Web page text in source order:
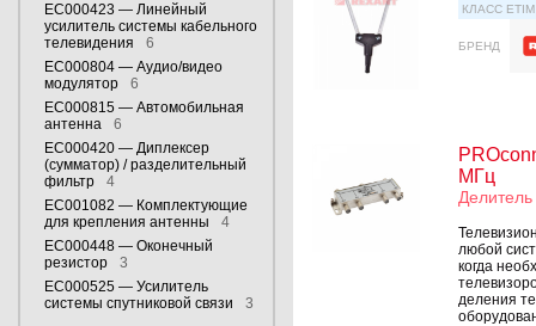
EC000423 — Линейный
усилитель системы кабельного
телевидения
6
EC000804 — Аудио/видео
модулятор
6
EC000815 — Автомобильная
антенна
6
EC000420 — Диплексер
(сумматор) / разделительный
фильтр
4
EC001082 — Комплектующие
для крепления антенны
4
EC000448 — Оконечный
резистор
3
EC000525 — Усилитель
системы спутниковой связи
3
КЛАСС ETIM
БРЕНД
МГц
любой
когда
деления